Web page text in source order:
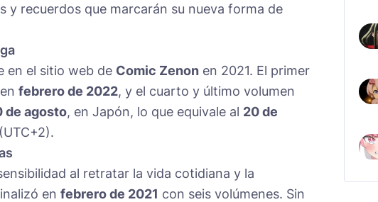
y recuerdos que marcarán su nueva forma de
en el sitio web de Comic Zenon en 2021. El primer
febrero de 2022, y el cuarto y último volumen
de agosto, en Japón, lo que equivale al 20 de
al retratar la vida cotidiana y la
en febrero de 2021 con seis volúmenes. Sin